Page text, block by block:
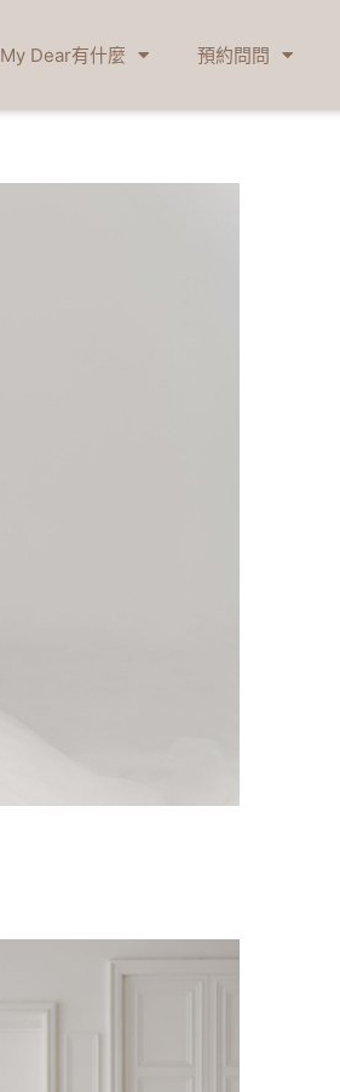
My Dear有什麼 預約問問